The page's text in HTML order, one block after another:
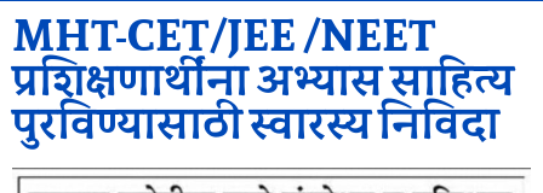
MHT-CET/JEE /NEET
प्रशिक्षणार्थींना अभ्यास साहित्य
पुरविण्यासाठी स्वारस्य निविदा